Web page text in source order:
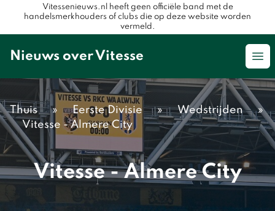
Vitessenieuws.nl heeft geen officiële band met de
handelsmerkhouders of clubs die op deze website worden
vermeld.
Nieuws over Vitesse
Thuis » Eerste Divisie » Wedstrijden
»
Vitesse - Almere City
Vitesse - Almere City